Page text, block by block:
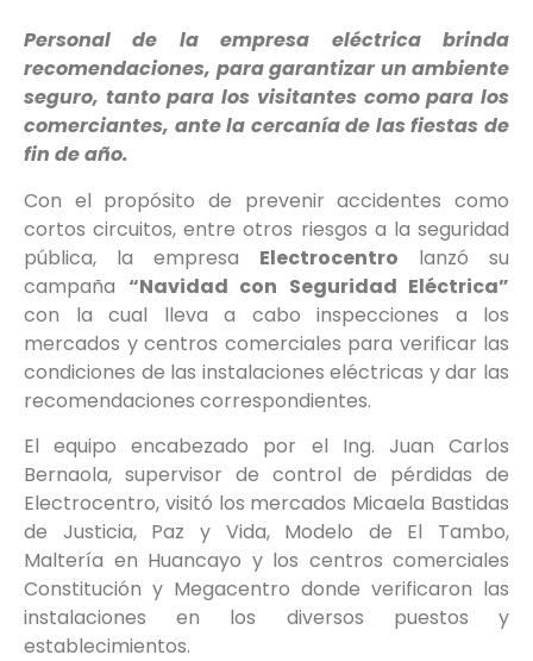
Personal de la empresa eléctrica brinda
recomendaciones, para garantizar un ambiente
seguro, tanto para los visitantes como para los
comerciantes, ante la cercanía de las fiestas de
fin de año.
Con el propósito de prevenir accidentes como
cortos circuitos, entre otros riesgos a la seguridad
pública, la empresa Electrocentro lanzó su
campaña “Navidad con Seguridad Eléctrica”
con la cual lleva a cabo inspecciones a los
mercados y centros comerciales para verificar las
condiciones de las instalaciones eléctricas y dar las
recomendaciones correspondientes.
El equipo encabezado por el Ing. Juan Carlos
Bernaola, supervisor de control de pérdidas de
Electrocentro, visitó los mercados Micaela Bastidas
de Justicia, Paz y Vida, Modelo de El Tambo,
Maltería en Huancayo y los centros comerciales
Constitución y Megacentro donde verificaron las
instalaciones en los diversos puestos y
establecimientos.